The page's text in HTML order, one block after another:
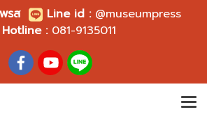
รส Line id : @museumpress
Hotline :081-9135011